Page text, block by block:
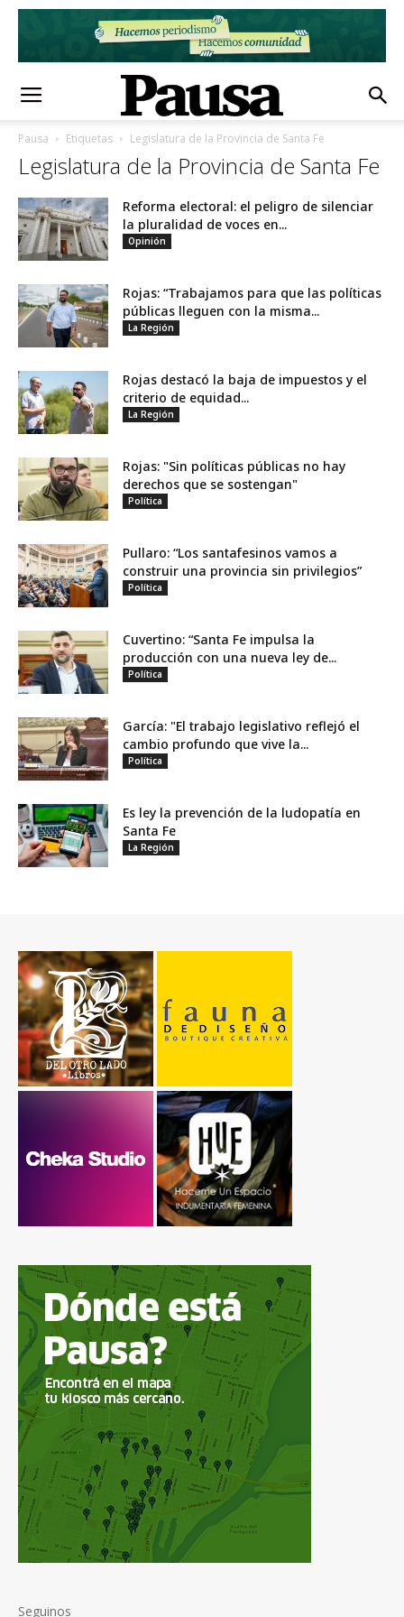
Pausa Etiquetas Legislatura de la Provincia de Santa Fe
Legislatura de la Provincia de Santa Fe
Reforma electoral: el peligro de silenciar
la pluralidad de voces en...
Opinión
Rojas: “Trabajamos para que las políticas
públicas lleguen con la misma...
La Región
Rojas destacó la baja de impuestos y el
criterio de equidad...
La Región
Rojas: "Sin políticas públicas no hay
derechos que se sostengan"
Política
Pullaro: “Los santafesinos vamos a
construir una provincia sin privilegios”
Política
Cuvertino: “Santa Fe impulsa la
producción con una nueva ley de...
Política
García: "El trabajo legislativo reflejó el
cambio profundo que vive la...
Política
Es ley la prevención de la ludopatía en
Santa Fe
La Región
Seguinos